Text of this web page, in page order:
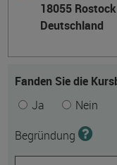
18055 Rostock
Deutschland
Fanden Sie die
Ja
Nein
Begründung